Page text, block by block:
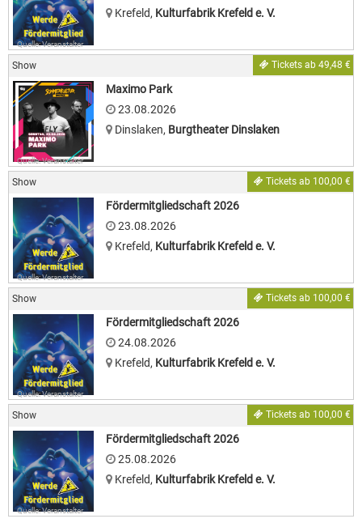
Quelle: Veranstalter
Krefeld, Kulturfabrik Krefeld e. V.
Show Tickets ab 49,48 €
Quelle: Veranstalter
Maximo Park
23.08.2026
Dinslaken, Burgtheater Dinslaken
Show Tickets ab 100,00 €
Quelle: Veranstalter
Fördermitgliedschaft 2026
23.08.2026
Krefeld, Kulturfabrik Krefeld e. V.
Show Tickets ab 100,00 €
Quelle: Veranstalter
Fördermitgliedschaft 2026
24.08.2026
Krefeld, Kulturfabrik Krefeld e. V.
Show Tickets ab 100,00 €
Quelle: Veranstalter
Fördermitgliedschaft 2026
25.08.2026
Krefeld, Kulturfabrik Krefeld e. V.